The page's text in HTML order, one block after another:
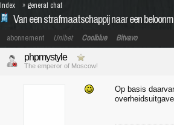
Van een strafmaatschappij naar een
Index » general chat
abonnement Unibet Coolblue Bitvavo
phpmystyle
The emperor of Moscow!
Op basis